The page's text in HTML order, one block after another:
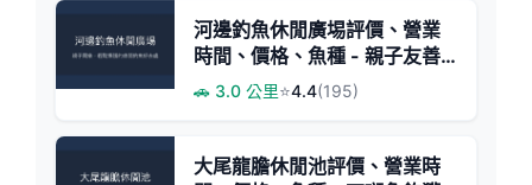
河邊釣魚休閒廣埸評價、營業
時間、價格、魚種 - 親子友善
休閒釣魚場
🚗 3.0 公里⭐4.4(195)
大尾龍膽休閒池評價、營業時